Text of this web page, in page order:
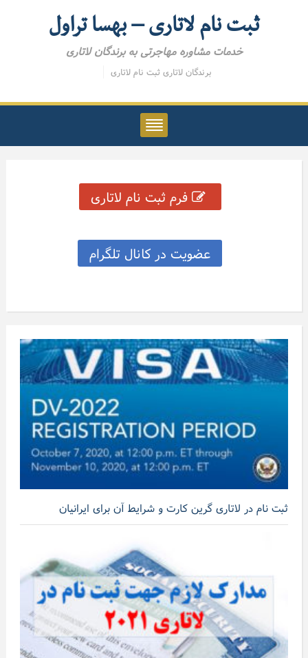
ثبت نام لاتاری – بهسا تراول
خدمات مشاوره مهاجرتی به برندگان لاتاری
برندگان لاتاری ثبت نام لاتاری
فرم ثبت نام لاتاری
عضویت در کانال تلگرام
ثبت نام در لاتاری گرین کارت و شرایط آن برای ایرانیان